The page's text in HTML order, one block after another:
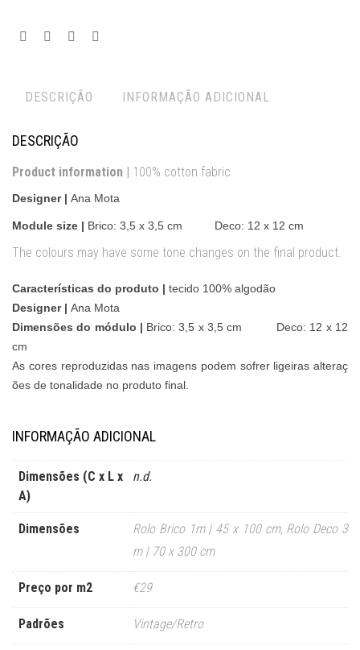
DESCRIÇÃO INFORMAÇÃO ADICIONAL
DESCRIÇÃO
Product information | 100% cotton fabric
Designer | Ana Mota
Module size | Brico: 3,5 x 3,5 cm Deco: 12 x 12 cm
The colours may have some tone changes on the final product.
Características do produto | tecido 100% algodão
Designer | Ana Mota
Dimensões do módulo | Brico:3,5 x 3,5 cm Deco: 12 x 12
cm
As cores reproduzidas nas imagens podem sofrer ligeiras alteraç
ões de tonalidade no produto final.
INFORMAÇÃO ADICIONAL
Dimensões (C x L x
A)
n.d.
Dimensões Rolo Brico 1m | 45 x 100 cm, Rolo Deco 3
m | 70 x 300 cm
Preço por m2 €29
Padrões Vintage/Retro